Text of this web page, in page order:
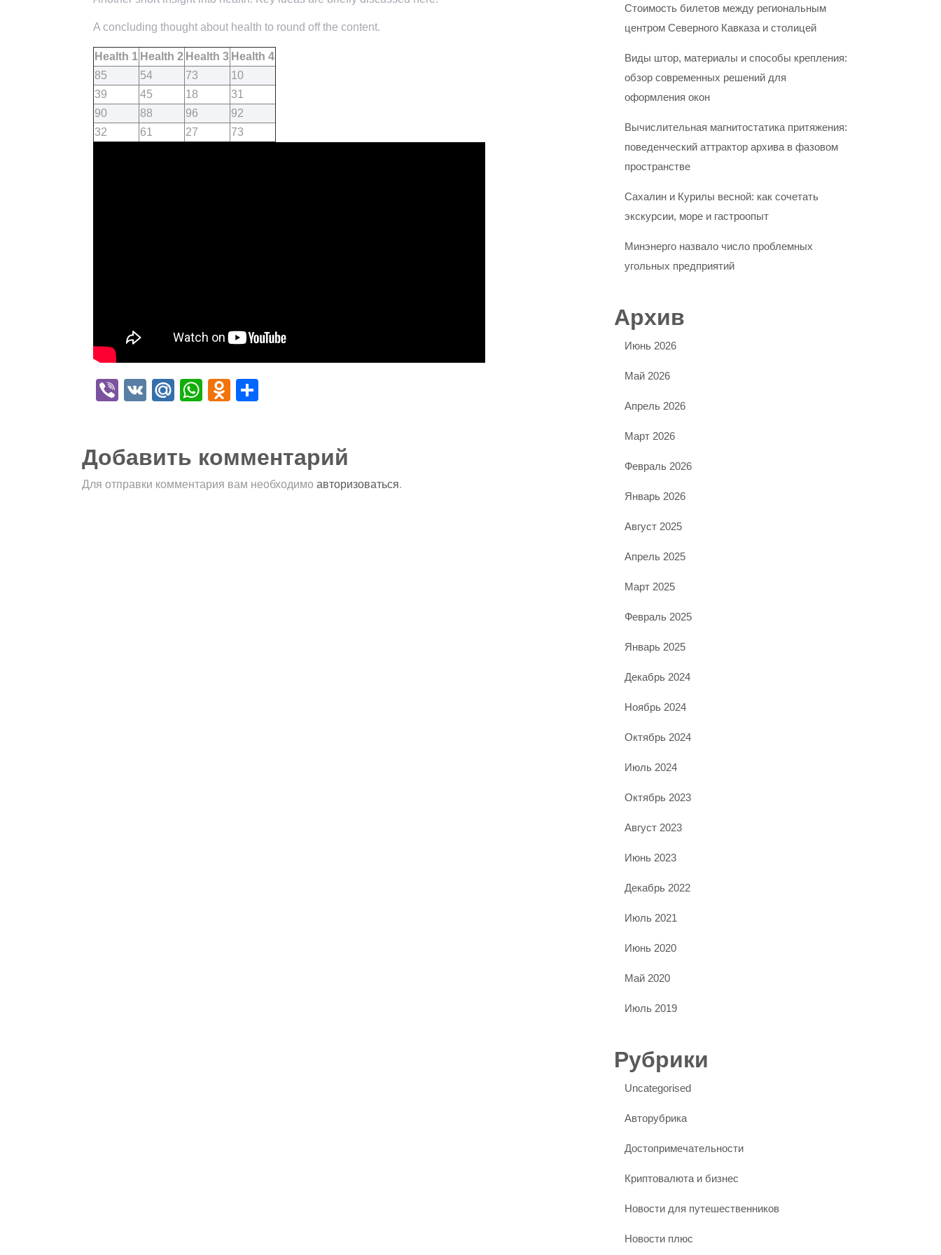
A concluding thought about health to round off the content.
Health 1 Health 2 Health 3 Health 4
85
54 73
10
39
45 18
31
90
88 96
92
32
61 27 73
Viber
VK Mail.Ru
WhatsApp
Odnoklassniki
Добавить комментарий
Для отправки комментария вам необходимо авторизоваться.
Стоимость билетов между региональным
центром Северного Кавказа и столицей
Виды штор, материалы и способы крепления:
обзор современных решений для
оформления окон
Вычислительная магнитостатика притяжения:
поведенческий аттрактор архива в фазовом
пространстве
Сахалин и Курилы весной: как сочетать
экскурсии, море и гастроопыт
Минэнерго назвало число проблемных
угольных предприятий
Архив
Июнь 2026
Май 2026
Апрель 2026
Март 2026
Февраль 2026
Январь 2026
Август 2025
Апрель 2025
Март 2025
Февраль 2025
Январь 2025
Декабрь 2024
Ноябрь 2024
Октябрь 2024
Июль 2024
Октябрь 2023
Август 2023
Июнь 2023
Декабрь 2022
Июль 2021
Июнь 2020
Май 2020
Июль 2019
Рубрики
Uncategorised
Авторубрика
Достопримечательности
Криптовалюта и бизнес
Новости для путешественников
Новости плюс